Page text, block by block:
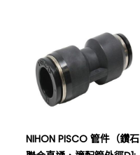
NIHON PISCO 管件（鑽石